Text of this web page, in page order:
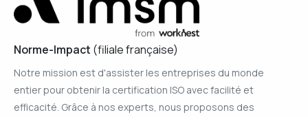
Norme-Impact (filiale française)
Notre mission est d'assister les entreprises du monde
entier pour obtenir la certification ISO avec facilité et
efficacité. Grâce à nos experts, nous proposons des